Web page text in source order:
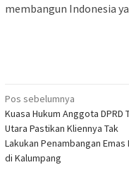
membangun Indonesia
Navigasi
pos
Pos sebelumnya
Kuasa Hukum Anggota DPRD
Utara Pastikan Kliennya Tak
Lakukan Penambangan Emas
di Kalumpang